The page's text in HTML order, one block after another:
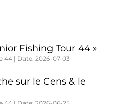
Fishing Tour 44 »
44 Date: 2026-07-03
sur le Cens & le